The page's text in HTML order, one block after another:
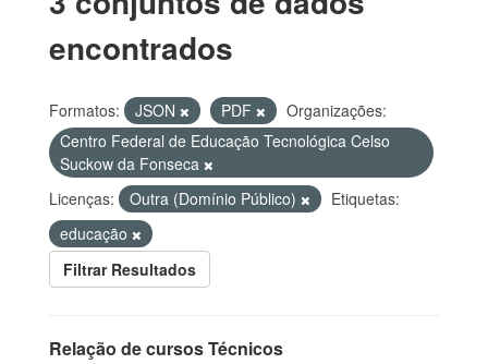
encontrados
Formatos: JSON PDF
Organizações:
Centro Federal de Educação Tecnológica Celso
Suckow da Fonseca
Licenças:
Outra (Domínio Público)
Etiquetas:
educação
Filtrar Resultados
Relação de cursos Técnicos